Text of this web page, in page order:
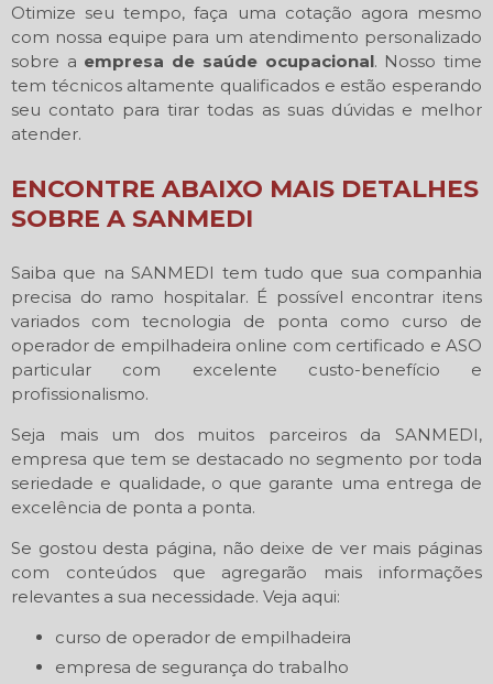
Otimize seu tempo, faça uma cotação agora mesmo
com nossa equipe para um atendimento personalizado
sobre a empresa de saúde ocupacional. Nosso time
tem técnicos altamente qualificados e estão esperando
seu contato para tirar todas as suas dúvidas e melhor
atender.
ENCONTRE ABAIXO MAIS DETALHES
SOBRE A SANMEDI
Saiba que na SANMEDI tem tudo que sua companhia
precisa do ramo hospitalar. É possível encontrar itens
variados com tecnologia de ponta como curso de
operador de empilhadeira online com certificado e ASO
particular com excelente custo-benefício e
profissionalismo.
Seja mais um dos muitos parceiros da SANMEDI,
empresa que tem se destacado no segmento por toda
seriedade e qualidade, o que garante uma entrega de
excelência de ponta a ponta.
Se gostou desta página, não deixe de ver mais páginas
com conteúdos que agregarão mais informações
relevantes a sua necessidade. Veja aqui:
curso de operador de empilhadeira
empresa de segurança do trabalho